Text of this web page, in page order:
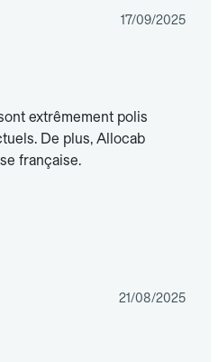
17/09/2025
extrêmement polis
De plus, Allocab
française.
21/08/2025